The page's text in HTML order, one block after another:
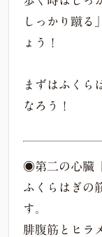
しっかり蹴る
ょう！
まずはふくら
なろう！
◉第二の心臓
ふくらはぎの
す。
腓腹筋とヒラ